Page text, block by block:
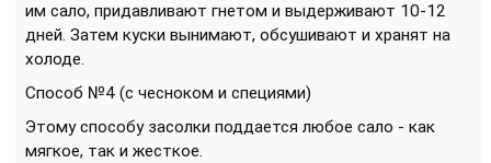
им сало, придавливают гнетом и выдерживают 10-12
дней. Затем куски вынимают, обсушивают и хранят на
холоде.
Способ №4 (с чесноком и специями)
Этому способу засолки поддается любое сало - как
мягкое, так и жесткое.